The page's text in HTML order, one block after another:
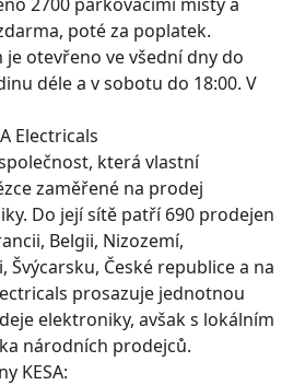
poté za poplatek.
otevřeno ve všední dny do
déle a v sobotu do 18:00. V
Electricals
která vlastní
zaměřené na prodej
Do její sítě patří 690 prodejen
Belgii, Nizozemí,
Švýcarsku, České republice a na
prosazuje jednotnou
elektroniky, avšak s lokálním
národních prodejců.
KESA: